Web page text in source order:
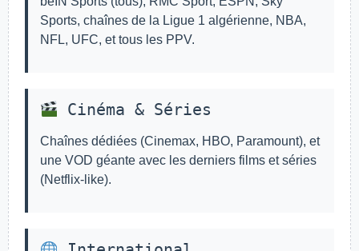
Sports, chaînes de la Ligue 1 algérienne, NBA,
NFL, UFC, et tous les PPV.
Cinéma & Séries
Chaînes dédiées (Cinemax, HBO, Paramount), et
une VOD géante avec les derniers films et séries
(Netflix-like).